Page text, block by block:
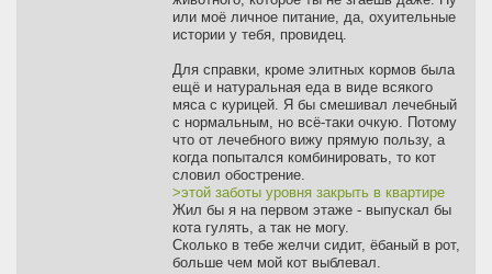
или моё личное питание, да, охуительные
истории у тебя, провидец.
Для справки, кроме элитных кормов была
ещё и натуральная еда в виде всякого
мяса с курицей. Я бы смешивал лечебный
с нормальным, но всё-таки очкую. Потому
что от лечебного вижу прямую пользу, а
когда попытался комбинировать, то кот
словил обострение.
>этой заботы уровня закрыть в квартире
Жил бы я на первом этаже - выпускал бы
кота гулять, а так не могу.
Сколько в тебе желчи сидит, ёбаный в рот,
больше чем мой кот выблевал.